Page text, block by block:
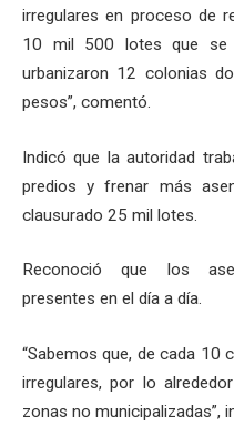
irregulares en proceso de
10 mil 500 lotes que se
urbanizaron 12 colonias
pesos”, comentó.
Indicó que la autoridad
predios y frenar más
clausurado 25 mil lotes.
Reconoció que los
presentes en el día a día.
“Sabemos que, de cada 10
irregulares, por lo
zonas no municipalizadas”,